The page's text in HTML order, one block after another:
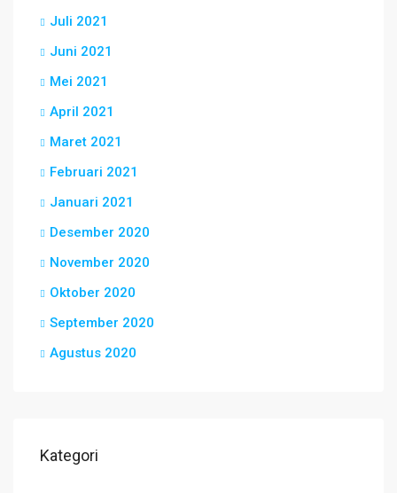
Juli 2021
Juni 2021
Mei 2021
April 2021
Maret 2021
Februari 2021
Januari 2021
Desember 2020
November 2020
Oktober 2020
September 2020
Agustus 2020
Kategori